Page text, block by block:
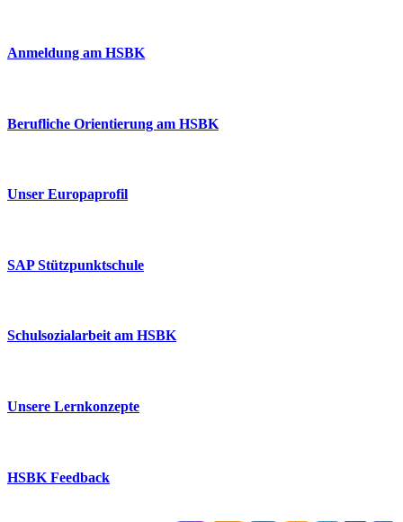
Anmeldung am HSBK
Berufliche Orientierung am HSBK
Unser Europaprofil
SAP Stützpunktschule
Schulsozialarbeit am HSBK
Unsere Lernkonzepte
HSBK Feedback